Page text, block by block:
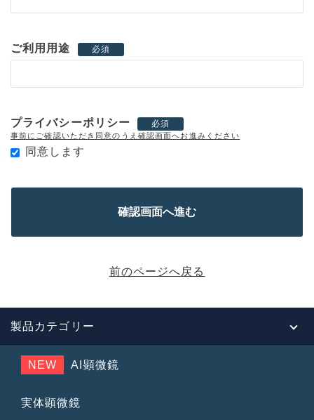
ご利用用途 必須
プライバシーポリシー 必須
事前にご確認いただき同意のうえ確認画面へお進みください
同意します
前のページへ戻る
製品カテゴリー
NEW AI顕微鏡
実体顕微鏡